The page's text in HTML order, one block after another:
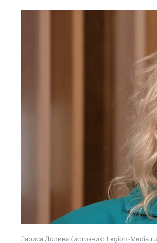
Лариса Долина источник: Legion-Media.ru